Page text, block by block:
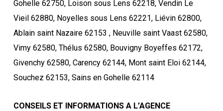
Gohelle 62750, Loison sous Lens 62218, Vendin Le
Vieil 62880, Noyelles sous Lens 62221, Liévin 62800,
Ablain saint Nazaire 62153 , Neuville saint Vaast 62580,
Vimy 62580, Thélus 62580, Bouvigny Boyeffes 62172,
Givenchy 62580, Carency 62144, Mont saint Eloi 62144,
Souchez 62153, Sains en Gohelle 62114
CONSEILS ET INFORMATIONS A L’AGENCE